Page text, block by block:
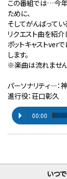
この番組では…今
ために、
そしてがんばって
リクエスト曲を紹介
ポットキャストver
します。
※楽曲は流れません
パーソナリティ―：
進行役：荘口彰久
00:00
いつ